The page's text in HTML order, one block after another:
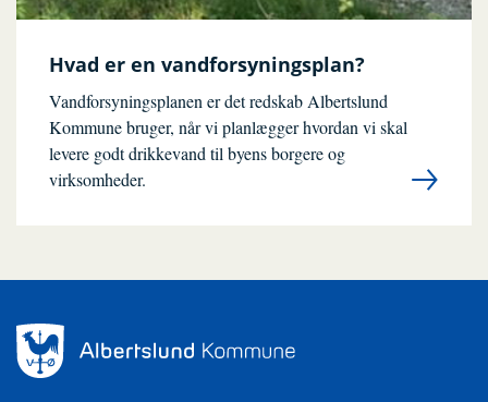
Hvad er en vandforsyningsplan?
Vandforsyningsplanen er det redskab Albertslund
Kommune bruger, når vi planlægger hvordan vi skal
levere godt drikkevand til byens borgere og
virksomheder.